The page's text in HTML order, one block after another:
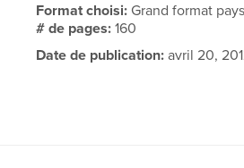
Format choisi: Grand format
# de pages:160
Date de publication: avril 20,